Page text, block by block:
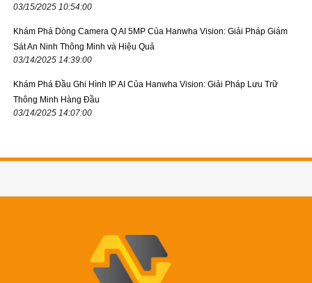
03/15/2025 10:54:00
Khám Phá Dòng Camera Q AI 5MP Của Hanwha Vision: Giải Pháp Giám
Sát An Ninh Thông Minh và Hiệu Quả
03/14/2025 14:39:00
Khám Phá Đầu Ghi Hình IP AI Của Hanwha Vision: Giải Pháp Lưu Trữ
Thông Minh Hàng Đầu
03/14/2025 14:07:00